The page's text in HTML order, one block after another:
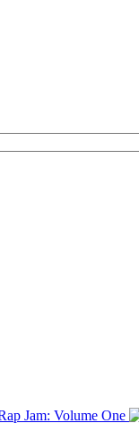
Jam: Volume One